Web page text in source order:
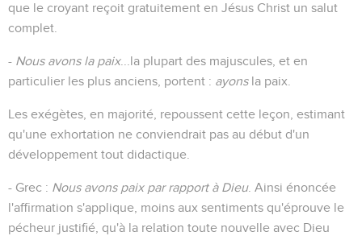
que le croyant reçoit gratuitement en Jésus Christ un salut
complet.
- Nous avons la paix...la plupart des majuscules, et en
particulier les plus anciens, portent : ayonsla paix.
Les exégètes, en majorité, repoussent cette leçon, estimant
qu'une exhortation ne conviendrait pas au début d'un
développement tout didactique.
- Grec : Nous avons paix par rapport à Dieu. Ainsi énoncée
l'affirmation s'applique, moins aux sentiments qu'éprouve le
pécheur justifié, qu'à la relation toute nouvelle avec Dieu